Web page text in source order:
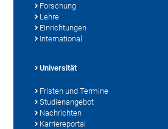
Forschung
Lehre
Einrichtungen
International
Universität
Fristen und Termine
Studienangebot
Nachrichten
Karriereportal